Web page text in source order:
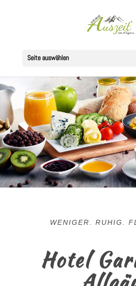
Seite auswählen
WENIGER. RUHIG.
Hotel